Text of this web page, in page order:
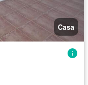
Casa